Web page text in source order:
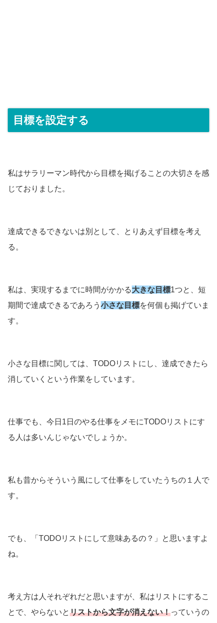
目標を設定する
私はサラリーマン時代から目標を掲げることの大切さを感
じておりました。
達成できるできないは別として、とりあえず目標を考え
る。
私は、実現するまでに時間がかかる大きな目標1つと、短
期間で達成できるであろう 小さな目標を何個も掲げていま
す。
小さな目標に関しては、TODOリストにし、達成できたら
消していくという作業をしています。
仕事でも、今日1日のやる仕事をメモにTODOリストにす
る人は多いんじゃないでしょうか。
私も昔からそういう風にして仕事をしていたうちの１人で
す。
でも、「TODOリストにして意味あるの？」と思いますよ
ね。
考え方は人それぞれだと思いますが、私はリストにするこ
とで、やらないとリストから文字が消えない！っていうの